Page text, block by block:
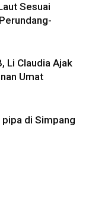
Sesuai
Li Claudia Ajak
Umat
di Simpang